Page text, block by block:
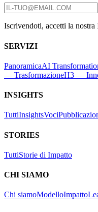
Iscrivendoti, accetti la
SERVIZI
PanoramicaAI
— TrasformazioneH3 —
INSIGHTS
TuttiInsightsVoci
STORIES
TuttiStorie di Impatto
CHI SIAMO
Chi siamoModelloImpatto